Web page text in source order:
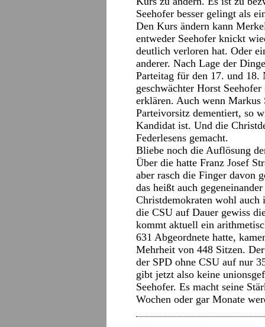
Seehofer besser gelingt als
Den Kurs ändern kann
entweder Seehofer knickt
deutlich verloren hat. Oder
anderer. Nach Lage der
Parteitag für den 17. und 18.
geschwächter Horst
erklären. Auch wenn
Parteivorsitz dementiert, so
Kandidat ist. Und die
Federlesens gemacht.
Bliebe noch die Auflösung
Über die hatte Franz Josef
aber rasch die Finger davon
das heißt auch
Christdemokraten wohl
die CSU auf Dauer gewiss
kommt aktuell ein
631 Abgeordnete hatte,
Mehrheit von 448 Sitzen.
der SPD ohne CSU auf nur
gibt jetzt also keine
Seehofer. Es macht seine
Wochen oder gar Monate